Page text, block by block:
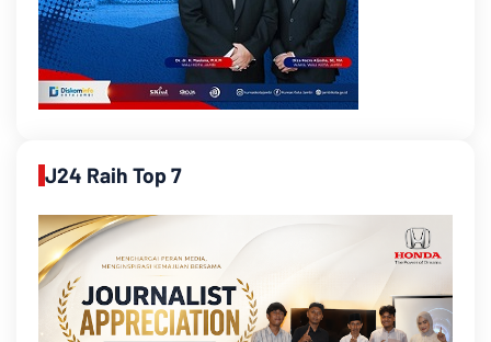
J24 Raih Top 7